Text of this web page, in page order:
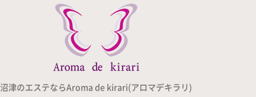
沼津のエステならAroma de kirari(アロマデキラリ)